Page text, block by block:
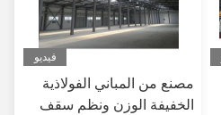
فيديو
مصنع من المباني الفولاذية
الخفيفة الوزن ونظم سقف